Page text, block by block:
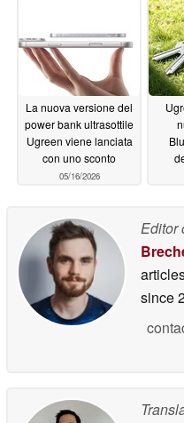
La nuova versione del
power bank ultrasottile
Ugreen viene lanciata
con uno sconto
05/16/2026
Editor
since